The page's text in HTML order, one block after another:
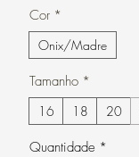
Cor *
Onix/Madre
Tamanho *
16 18 20
Quantidade *